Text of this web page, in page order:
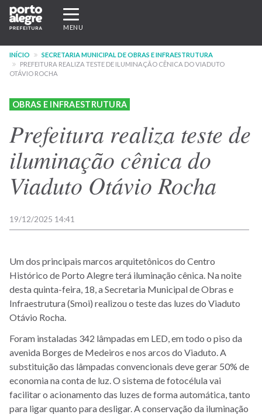
Pular
para
conteúdo
principal
Expandir/recolher
navegação
MENU
INÍCIO
SECRETARIA MUNICIPAL DE OBRAS E INFRAESTRUTURA
PREFEITURA REALIZA TESTE DE ILUMINAÇÃO CÊNICA DO VIADUTO
OTÁVIO ROCHA
OBRAS E INFRAESTRUTURA
Prefeitura realiza teste de
iluminação cênica do
Viaduto Otávio Rocha
19/12/2025 14:41
Um dos principais marcos arquitetônicos do Centro
Histórico de Porto Alegre terá iluminação cênica. Na noite
desta quinta-feira, 18, a Secretaria Municipal de Obras e
Infraestrutura (Smoi) realizou o teste das luzes do Viaduto
Otávio Rocha.
Foram instaladas 342 lâmpadas em LED, em todo o piso da
avenida Borges de Medeiros e nos arcos do Viaduto. A
substituição das lâmpadas convencionais deve gerar 50% de
economia na conta de luz. O sistema de fotocélula vai
facilitar o acionamento das luzes de forma automática, tanto
para ligar quanto para desligar. A conservação da iluminação